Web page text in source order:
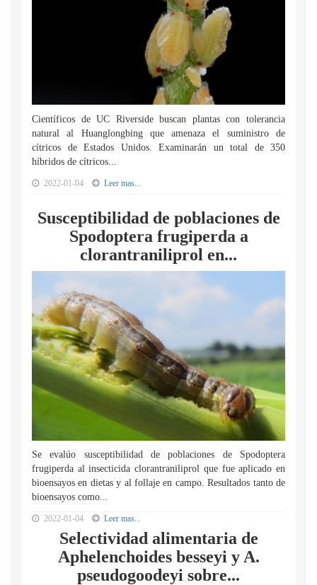
Científicos de UC Riverside buscan plantas con tolerancia
natural al Huanglongbing que amenaza el suministro de
cítricos de Estados Unidos. Examinarán un total de 350
híbridos de cítricos...
2022-01-04 Leer mas...
Susceptibilidad de poblaciones de
Spodoptera frugiperda a
clorantraniliprol en...
Se evalúo susceptibilidad de poblaciones de Spodoptera
frugiperda al insecticida clorantraniliprol que fue aplicado en
bioensayos en dietas y al follaje en campo. Resultados tanto de
bioensayos como...
2022-01-04 Leer mas...
Selectividad alimentaria de
Aphelenchoides besseyi y A.
pseudogoodeyi sobre...